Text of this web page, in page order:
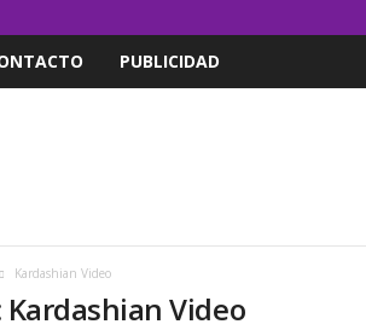
PUBLICIDAD
Kardashian Video
Video